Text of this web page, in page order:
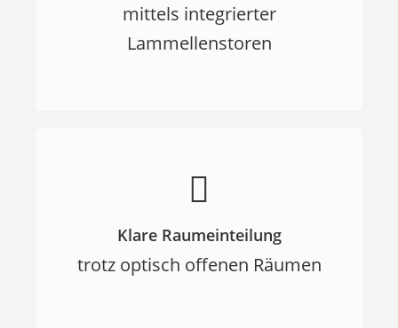
mittels integrierter
Lammellenstoren
Klare Raumeinteilung
trotz optisch offenen Räumen